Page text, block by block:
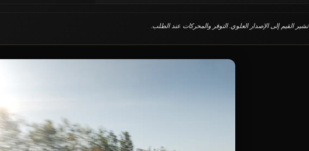
تشير القيم إلى الإصدار العلوي. التوفر والمحركات عند الطلب.